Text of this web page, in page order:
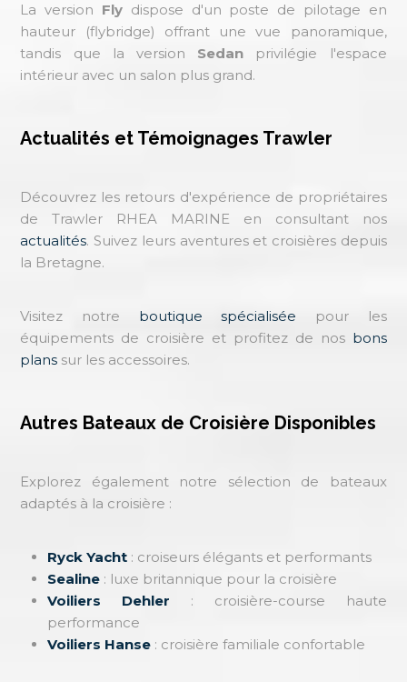
La version Flydispose d'un poste de pilotage en
hauteur (flybridge) offrant une vue panoramique,
tandis que la version Sedan privilégie l'espace
intérieur avec un salon plus grand.
Actualités et Témoignages Trawler
Découvrez les retours d'expérience de propriétaires
de Trawler RHEA MARINE en consultant nos
actualités. Suivez leurs aventures et croisières depuis
la Bretagne.
Visitez notre boutique spécialisée pour les
équipements de croisière et profitez de nos bons
plans sur les accessoires.
Autres Bateaux de Croisière Disponibles
Explorez également notre sélection de bateaux
adaptés à la croisière :
Ryck Yacht : croiseurs élégants et performants
Sealine : luxe britannique pour la croisière
Voiliers Dehler : croisière-course haute
performance
Voiliers Hanse : croisière familiale confortable